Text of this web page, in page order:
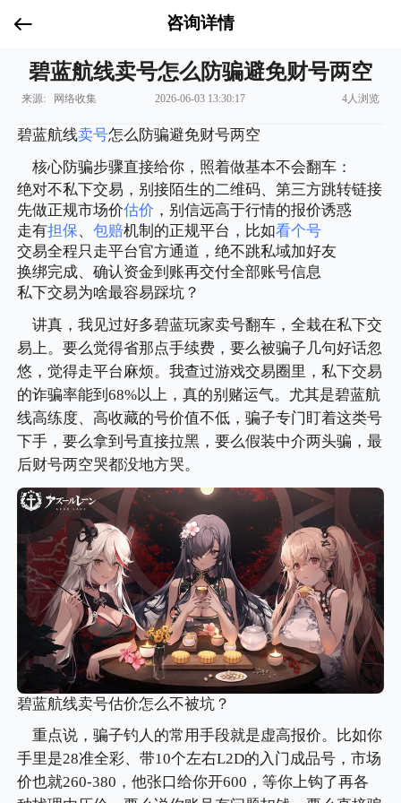
咨询详情
碧蓝航线卖号怎么防骗避免财号两空
来源: 网络收集 2026-06-03 13:30:17 4人浏览
碧蓝航线卖号怎么防骗避免财号两空
核心防骗步骤直接给你，照着做基本不会翻车：
绝对不私下交易，别接陌生的二维码、第三方跳转链接
先做正规市场价估价 ，别信远高于行情的报价诱惑
走有担保、包赔机制的正规平台，比如看个号
交易全程只走平台官方通道，绝不跳私域加好友
换绑完成、确认资金到账再交付全部账号信息
私下交易为啥最容易踩坑？
讲真，我见过好多碧蓝玩家卖号翻车，全栽在私下交
易上。要么觉得省那点手续费，要么被骗子几句好话忽
悠，觉得走平台麻烦。我查过游戏交易圈里，私下交易
的诈骗率能到68%以上，真的别赌运气。尤其是碧蓝航
线高练度、高收藏的号价值不低，骗子专门盯着这类号
下手，要么拿到号直接拉黑，要么假装中介两头骗，最
后财号两空哭都没地方哭。
碧蓝航线卖号估价怎么不被坑？
重点说，骗子钓人的常用手段就是虚高报价。比如你
手里是28准全彩、带10个左右L2D的入门成品号，市场
价也就260-380，他张口给你开600，等你上钩了再各